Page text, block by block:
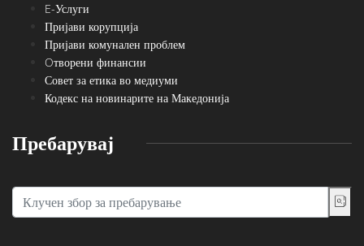
E-Услуги
Пријави корупција
Пријави комунален проблем
Oтворени финансии
Совет за етика во медиуми
Кодекс на новинарите на Македонија
Пребарувај